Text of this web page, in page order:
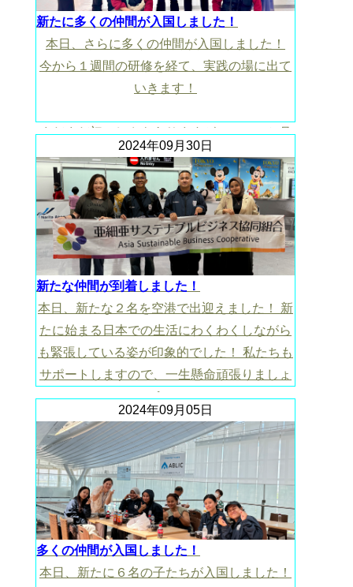
新たに多くの仲間が入国しました！
本日、さらに多くの仲間が入国しました！
今から１週間の研修を経て、実践の場に出て
いきます！
まだまだ初々しさもありますが、この１か月
間でより大人の顔になることを期待していま
す！
2024年09月30日
新たな仲間が到着しました！
本日、新たな２名を空港で出迎えました！ 新
たに始まる日本での生活にわくわくしながら
も緊張している姿が印象的でした！ 私たちも
サポートしますので、一生懸命頑張りましょ
う！
2024年09月05日
多くの仲間が入国しました！
本日、新たに６名の子たちが入国しました！